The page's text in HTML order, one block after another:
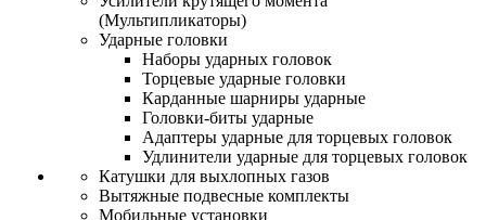
(Мультипликаторы)
Ударные головки
Наборы ударных головок
Торцевые ударные головки
Карданные шарниры ударные
Головки-биты ударные
Адаптеры ударные для торцевых головок
Удлинители ударные для торцевых головок
Катушки для выхлопных газов
Вытяжные подвесные комплекты
Мобильные установки